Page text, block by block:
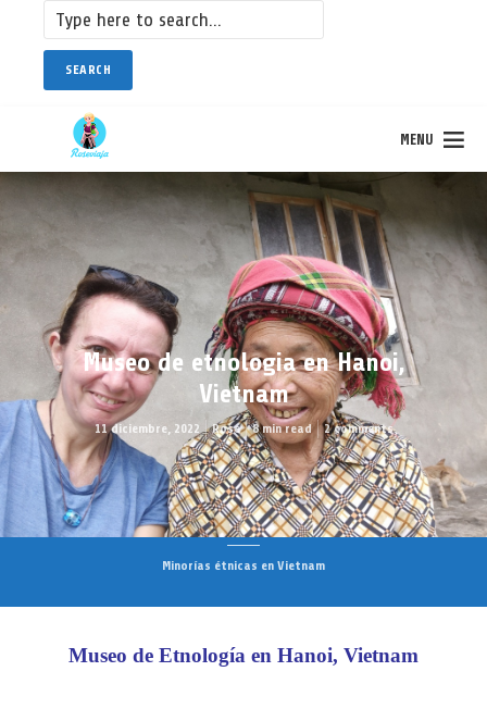
SEARCH
MENU
Minorías étnicas en Vietnam
Museo de etnologia en Hanoi,
Vietnam
11 diciembre, 2022 Rose 8 min read 2 comments
Museo de Etnología en Hanoi, Vietnam